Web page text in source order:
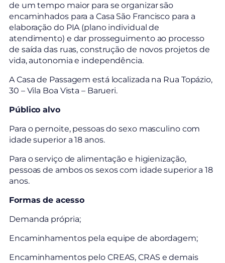
de um tempo maior para se organizar são
encaminhados para a Casa São Francisco para a
elaboração do PIA (plano individual de
atendimento) e dar prosseguimento ao processo
de saída das ruas, construção de novos projetos de
vida, autonomia e independência.
A Casa de Passagem está localizada na Rua Topázio,
30 – Vila Boa Vista – Barueri.
Público alvo
Para o pernoite, pessoas do sexo masculino com
idade superior a 18 anos.
Para o serviço de alimentação e higienização,
pessoas de ambos os sexos com idade superior a 18
anos.
Formas de acesso
Demanda própria;
Encaminhamentos pela equipe de abordagem;
Encaminhamentos pelo CREAS, CRAS e demais